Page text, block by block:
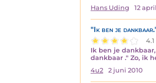
Hans Uding
12
"Ik ben je
Ik ben je
dankbaar ." Zo, ik
4u2
2 juni 2010